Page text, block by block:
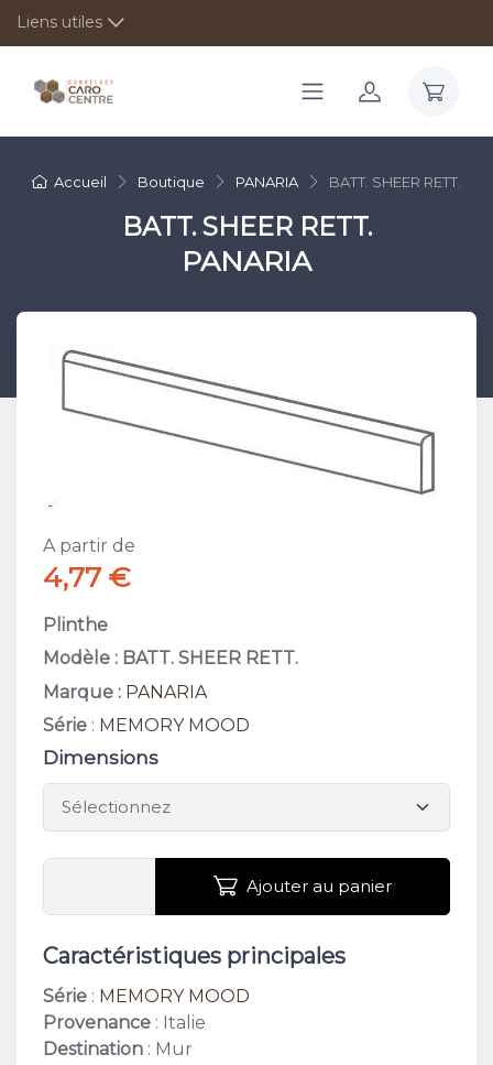
Liens utiles
Accueil Boutique PANARIA BATT. SHEER RETT.
BATT. SHEER RETT.
PANARIA
A partir de
4,77 €
Plinthe
Modèle : BATT. SHEER RETT.
Marque : PANARIA
Série : MEMORY MOOD
Dimensions
Ajouter au panier
Caractéristiques principales
Série : MEMORY MOOD
Provenance : Italie
Destination : Mur